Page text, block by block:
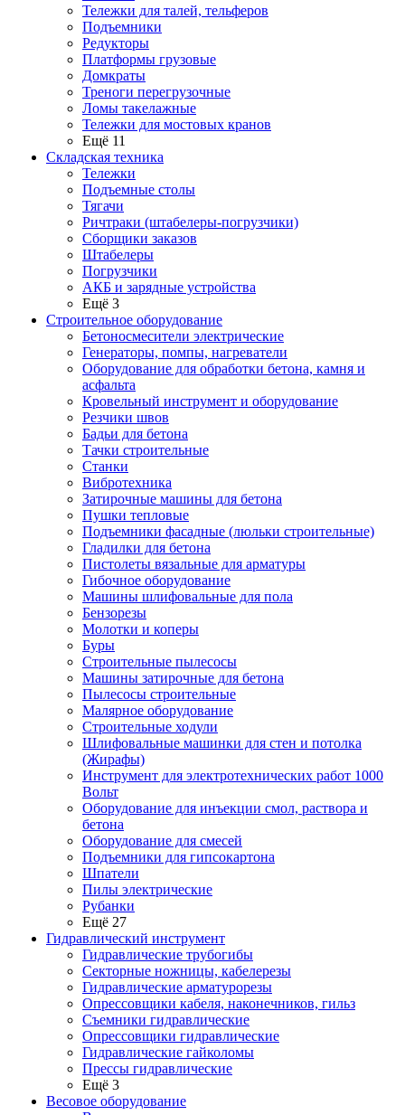
Тележки для талей, тельферов
Подъемники
Редукторы
Платформы грузовые
Домкраты
Треноги перегрузочные
Ломы такелажные
Тележки для мостовых кранов
Ещё 11
Складская техника
Тележки
Подъемные столы
Тягачи
Ричтраки (штабелеры-погрузчики)
Сборщики заказов
Штабелеры
Погрузчики
АКБ и зарядные устройства
Ещё 3
Строительное оборудование
Бетоносмесители электрические
Генераторы, помпы, нагреватели
Оборудование для обработки бетона, камня и
асфальта
Кровельный инструмент и оборудование
Резчики швов
Бадьи для бетона
Тачки строительные
Станки
Вибротехника
Затирочные машины для бетона
Пушки тепловые
Подъемники фасадные (люльки строительные)
Гладилки для бетона
Пистолеты вязальные для арматуры
Гибочное оборудование
Машины шлифовальные для пола
Бензорезы
Молотки и коперы
Буры
Строительные пылесосы
Машины затирочные для бетона
Пылесосы строительные
Малярное оборудование
Строительные ходули
Шлифовальные машинки для стен и потолка
(Жирафы)
Инструмент для электротехнических работ 1000
Вольт
Оборудование для инъекции смол, раствора и
бетона
Оборудование для смесей
Подъемники для гипсокартона
Шпатели
Пилы электрические
Рубанки
Ещё 27
Гидравлический инструмент
Гидравлические трубогибы
Секторные ножницы, кабелерезы
Гидравлические арматурорезы
Опрессовщики кабеля, наконечников, гильз
Съемники гидравлические
Опрессовщики гидравлические
Гидравлические гайколомы
Прессы гидравлические
Ещё 3
Весовое оборудование